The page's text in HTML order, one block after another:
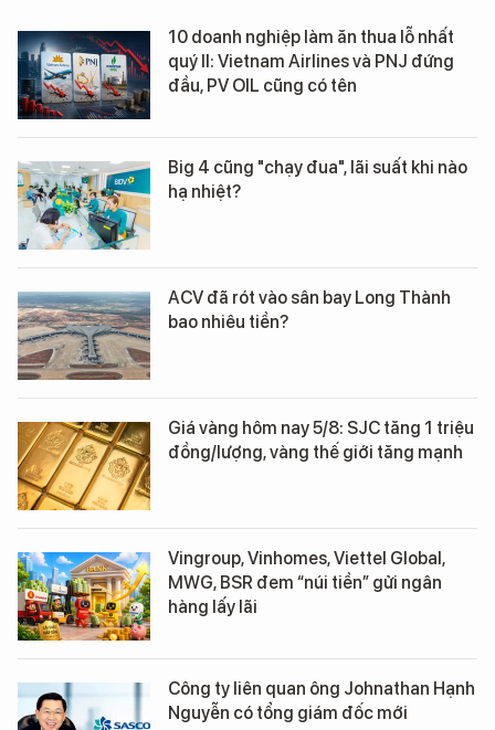
10 doanh nghiệp làm ăn thua lỗ nhất
quý II: Vietnam Airlines và PNJ đứng
đầu, PV OIL cũng có tên
Big 4 cũng "chạy đua", lãi suất khi nào
hạ nhiệt?
ACV đã rót vào sân bay Long Thành
bao nhiêu tiền?
Giá vàng hôm nay 5/8: SJC tăng 1 triệu
đồng/lượng, vàng thế giới tăng mạnh
Vingroup, Vinhomes, Viettel Global,
MWG, BSR đem “núi tiền” gửi ngân
hàng lấy lãi
Công ty liên quan ông Johnathan Hạnh
Nguyễn có tổng giám đốc mới